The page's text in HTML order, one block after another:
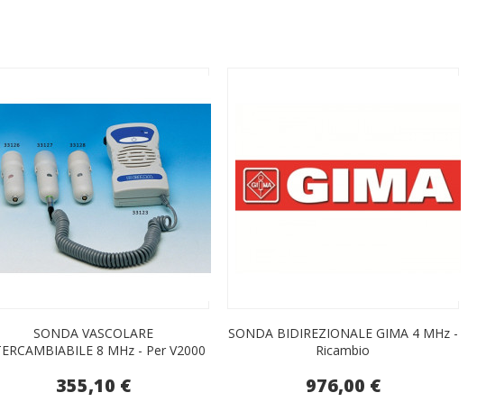
SONDA VASCOLARE
8 MHz - Per V2000
355,10 €
SONDA BIDIREZIONALE GIMA 4 MHz -
Ricambio
976,00 €